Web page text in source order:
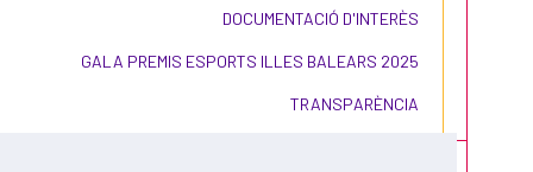
DOCUMENTACIÓ D'INTERÈS
GALA PREMIS ESPORTS ILLES BALEARS 2025
TRANSPARÈNCIA